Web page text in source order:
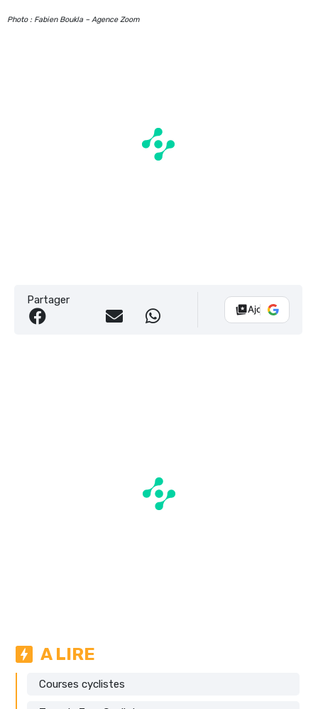
Photo : Fabien Boukla – Agence Zoom
Partager
Ajouter Vélo
A LIRE
Courses cyclistes